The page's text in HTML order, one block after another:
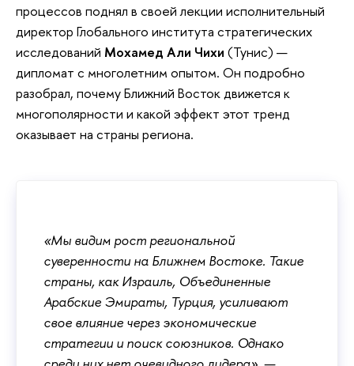
процессов поднял в своей лекции исполнительный
директор Глобального института стратегических
исследований Мохамед Али Чихи (Тунис) —
дипломат с многолетним опытом. Он подробно
разобрал, почему Ближний Восток движется к
многополярности и какой эффект этот тренд
оказывает на страны региона.
«Мы видим рост региональной
суверенности на Ближнем Востоке. Такие
страны, как Израиль, Объединенные
Арабские Эмираты, Турция, усиливают
свое влияние через экономические
стратегии и поиск союзников. Однако